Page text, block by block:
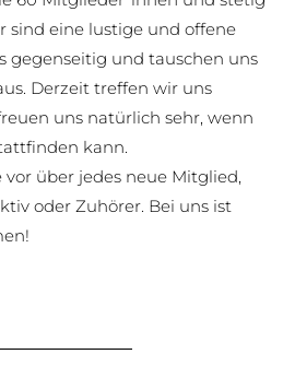
sind eine lustige und offene
gegenseitig und tauschen uns
Derzeit treffen wir uns
uns natürlich sehr, wenn
kann.
über jedes neue Mitglied,
oder Zuhörer. Bei uns ist